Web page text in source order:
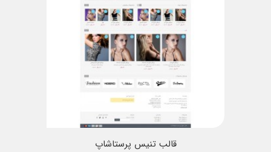
قالب تنیس پرستاشاپ